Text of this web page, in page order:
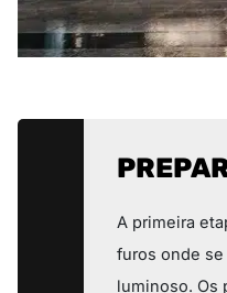
A primeira
furos onde
luminoso. Os